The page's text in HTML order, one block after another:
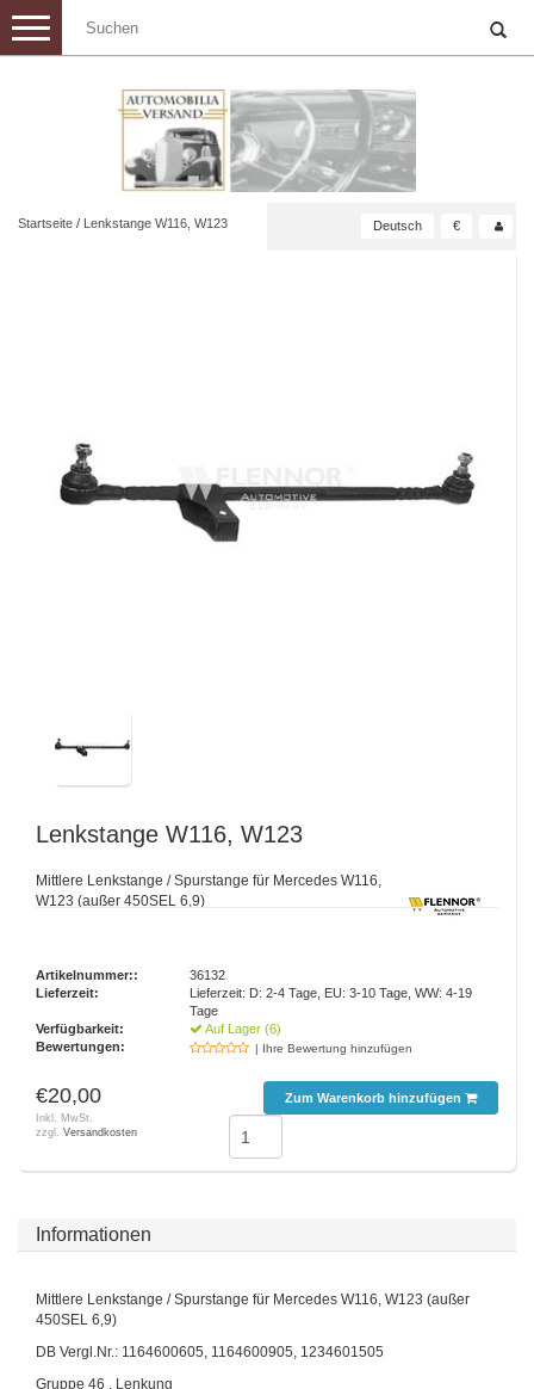
Toggle
navigation
Startseite / Lenkstange W116, W123 Deutsch €
Lenkstange W116, W123
Mittlere Lenkstange / Spurstange für Mercedes W116,
W123 (außer 450SEL 6,9)
Artikelnummer::
36132
Lieferzeit:
Lieferzeit: D: 2-4 Tage, EU: 3-10 Tage, WW: 4-19
Tage
Verfügbarkeit:
Auf Lager (6)
Bewertungen:
| Ihre Bewertung hinzufügen
€20,00
Inkl. MwSt.
zzgl. Versandkosten
Zum Warenkorb hinzufügen
Informationen
Mittlere Lenkstange / Spurstange für Mercedes W116, W123 (außer
450SEL 6,9)
DB Vergl.Nr.: 1164600605, 1164600905, 1234601505
Gruppe 46 , Lenkung